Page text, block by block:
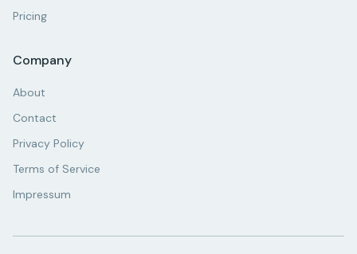
Pricing
Company
About
Contact
Privacy Policy
Terms of Service
Impressum